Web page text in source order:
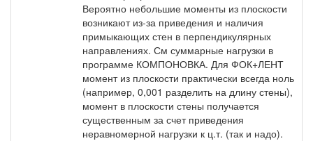
Вероятно небольшие моменты из плоскости
возникают из-за приведения и наличия
примыкающих стен в перпендикулярных
направлениях. См суммарные нагрузки в
программе КОМПОНОВКА. Для ФОК+ЛЕНТ
момент из плоскости практически всегда ноль
(например, 0,001 разделить на длину стены),
момент в плоскости стены получается
существенным за счет приведения
неравномерной нагрузки к ц.т. (так и надо).